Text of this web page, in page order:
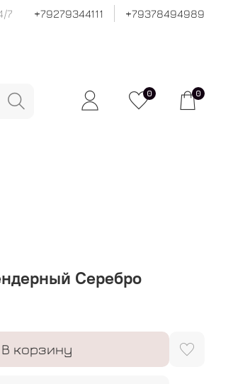
7 +79279344111 +79378494989
0 0
Серебро
В корзину